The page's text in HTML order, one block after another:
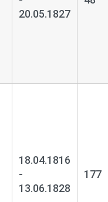
20.05.1827
18.04.1816
-
13.06.1828
177